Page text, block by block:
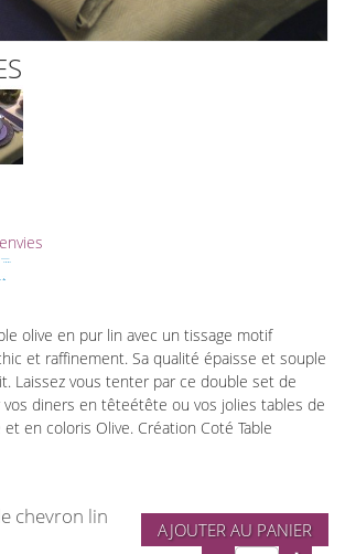
olive en pur lin avec un tissage motif
et raffinement. Sa qualité épaisse et souple
Laissez vous tenter par ce double set de
diners en têteétête ou vos jolies tables de
en coloris Olive. Création Coté Table
chevron lin
AJOUTER AU PANIER